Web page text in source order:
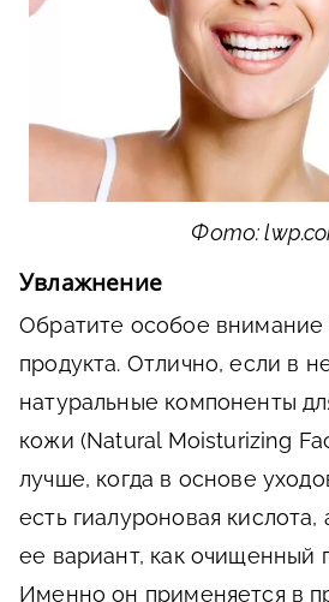
Фото:
Увлажнение
Обратите особое внимание
продукта. Отлично, если в
натуральные компоненты
кожи (Natural Moisturizing
лучше, когда в основе
есть гиалуроновая
ее вариант, как очищенный
Именно он применяется в